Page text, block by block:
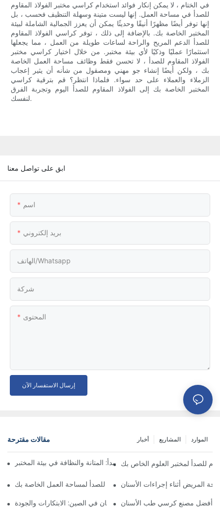
في الختام ، لا يمكن إنكار فوائد استخدام كراسي مختبر الفولاذ المقاوم
للصدأ في مساحة العمل. إنها ليست متينة وسهلة التنظيف فحسب ، بل
إنها توفر أيضًا مظهرًا أنيقًا وحديثًا يمكن أن يعزز الجمالية الشاملة لبيئة
المختبر الخاصة بك. بالإضافة إلى ذلك ، توفر كراسي الفولاذ المقاوم
للصدأ الدعم المريح والراحة لساعات طويلة من العمل ، مما يجعلها
استثمارًا عمليًا وذكيًا لأي بيئة مختبر. من خلال اختيار كراسي مختبر
الفولاذ المقاوم للصدأ ، لا تحسن فقط وظائف مساحة العمل الخاصة
بك ، ولكن أيضًا إنشاء جو مهني ومصقول من شأنه أن يثير إعجاب
الزملاء والعملاء على حد سواء. فلماذا انتظر؟ قم بترقية كراسي
المختبر الخاصة بك إلى الفولاذ المقاوم للصدأ اليوم وتجربة الفرق
لنفسك.
ابق على تواصل معنا
اسم
بريد إلكتروني
الهاتف/whatsapp
شركة
المحتوى
إرسال الاستفسار الآن
مقالات مقترحة الموارد المشاريع أخبار
كراسي مختبر الفولاذ المقاوم للصدأ: المتانة والنظافة في بيئة المختبر
للصدأ لمختبر العلوم الخاص بك
أفضل كراسي مختبر الفولاذ المقاوم للصدأ لمساحة العمل الخاصة بك
المريض أثناء إجراءات الأسنان
أفضل شركات تصنيع كراسي طب الأسنان في الصين: الابتكارات والجودة
أفضل مصنع كرسي طب الأسنان